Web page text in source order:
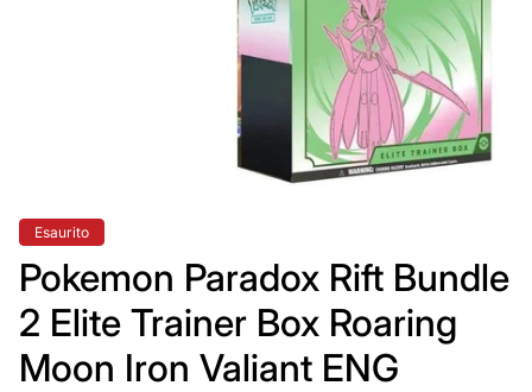
Etichetta
del
prodotto:
Esaurito
Pokemon Paradox Rift Bundle
2 Elite Trainer Box Roaring
Moon Iron Valiant ENG